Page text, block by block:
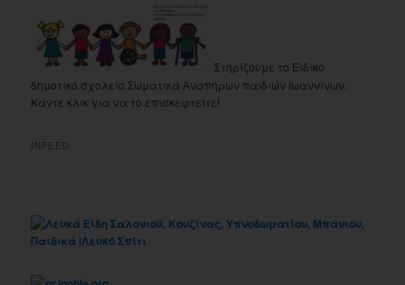
Στηρίζουμε το Ειδικό
δημοτικό σχολείο Σωματικά Αναπήρων παιδιών Ιωαννίνων.
Κάντε κλικ για να το επισκεφτείτε!
INFEED